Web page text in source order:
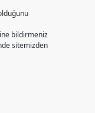
bildirmeniz
sitemizden